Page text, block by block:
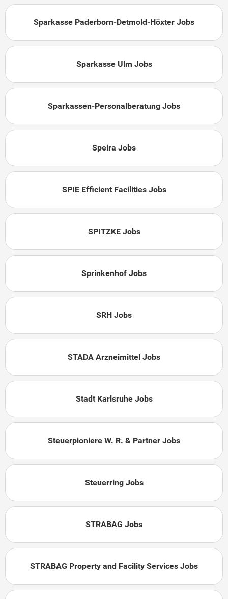
Sparkasse Paderborn-Detmold-Höxter Jobs
Sparkasse Ulm Jobs
Sparkassen-Personalberatung Jobs
Speira Jobs
SPIE Efficient Facilities Jobs
SPITZKE Jobs
Sprinkenhof Jobs
SRH Jobs
STADA Arzneimittel Jobs
Stadt Karlsruhe Jobs
Steuerpioniere W. R. & Partner Jobs
Steuerring Jobs
STRABAG Jobs
STRABAG Property and Facility Services Jobs